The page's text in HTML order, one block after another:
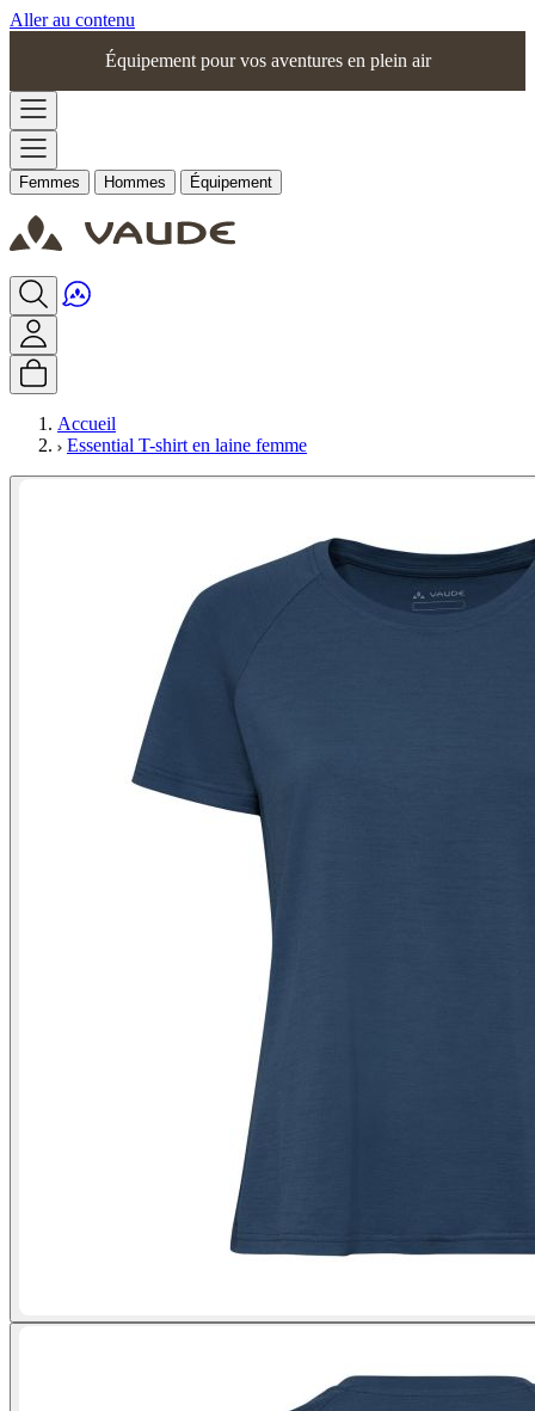
Aller au contenu
Équipement pour vos aventures en plein air
Femmes Hommes Équipement
Accueil
Essential T-shirt en laine femme